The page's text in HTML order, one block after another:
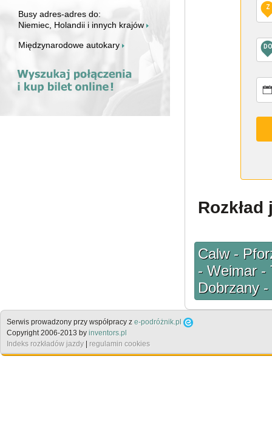
Busy adres-adres do:
Niemiec, Holandii i innych krajów
Międzynarodowe autokary
Z
DO
Calw -
- Weimar -
Dobrzany
Serwis prowadzony przy współpracy z e-podróżnik.pl
Copyright 2006-2013 by inventors.pl
Indeks rozkładów jazdy | regulamin cookies